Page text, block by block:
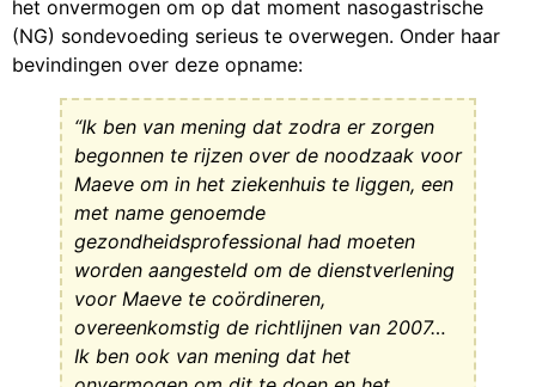
het onvermogen om op dat moment nasogastrische
(NG) sondevoeding serieus te overwegen. Onder haar
bevindingen over deze opname:
“Ik ben van mening dat zodra er zorgen
begonnen te rijzen over de noodzaak voor
Maeve om in het ziekenhuis te liggen, een
met name genoemde
gezondheidsprofessional had moeten
worden aangesteld om de dienstverlening
voor Maeve te coördineren,
overeenkomstig de richtlijnen van 2007…
Ik ben ook van mening dat het